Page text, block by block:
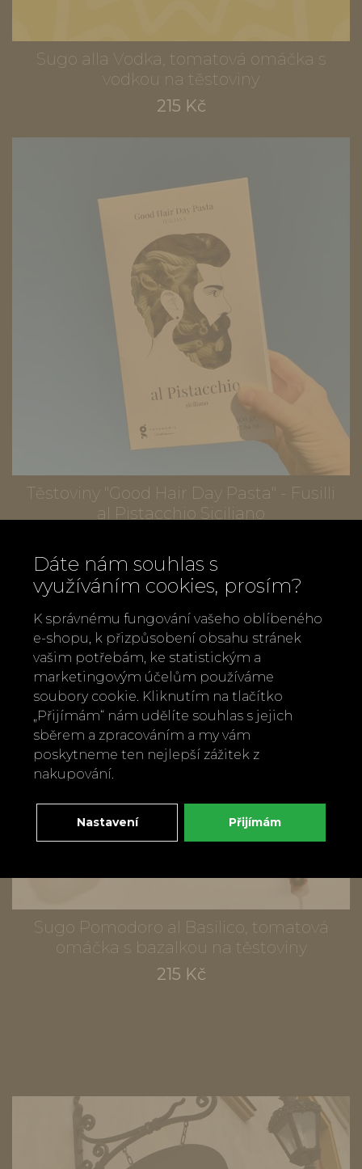
Sugo alla Vodka, tomatová omáčka s
vodkou na těstoviny
215 Kč
Těstoviny "Good Hair Day Pasta" - Fusilli
al Pistacchio Siciliano
Sugo Pomodoro al Basilico, tomatová
omáčka s bazalkou na těstoviny
215 Kč
Dáte nám souhlas s
využíváním cookies, prosím?
K správnému fungování vašeho oblíbeného
e-shopu, k přizpůsobení obsahu stránek
vašim potřebám, ke statistickým a
marketingovým účelům používáme
soubory cookie. Kliknutím na tlačítko
„Přijímám“ nám udělíte souhlas s jejich
sběrem a zpracováním a my vám
poskytneme ten nejlepší zážitek z
nakupování.
Nastavení Přijímám